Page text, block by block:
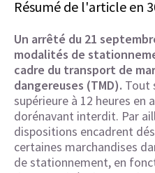
Résumé de l'article en
Un arrêté du 21
modalités de
cadre du transport de
dangereuses (TMD). Tout
supérieure à 12 heures en
dorénavant interdit. Par
dispositions encadrent
certaines marchandises
de stationnement, en